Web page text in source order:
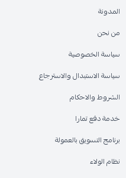
المدونة
من نحن
سياسة الخصوصية
سياسة الاستبدال والاسترجاع
الشروط والاحكام
خدمة دفع تمارا
برنامج التسويق بالعمولة
نظام الولاء